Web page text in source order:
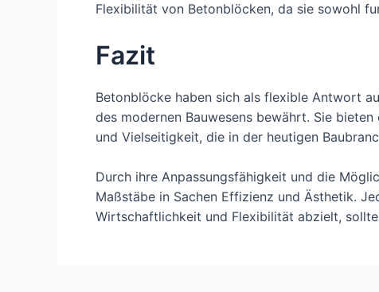
Flexibilität von Betonblöcken, da sie sowohl
Fazit
Betonblöcke haben sich als flexible Antwort
des modernen Bauwesens bewährt. Sie
und Vielseitigkeit, die in der heutigen
Durch ihre Anpassungsfähigkeit und die
Maßstäbe in Sachen Effizienz und Ästhetik.
Wirtschaftlichkeit und Flexibilität abzielt,